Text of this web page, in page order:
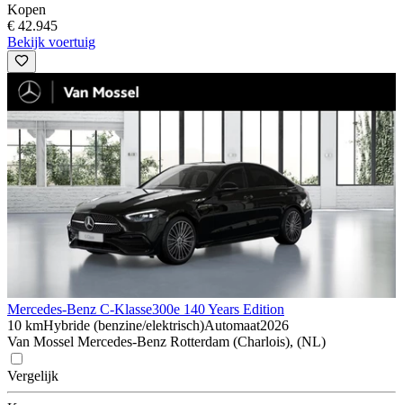
Kopen
€ 42.945
Bekijk voertuig
Mercedes-Benz C-Klasse300e 140 Years Edition
10 kmHybride (benzine/elektrisch)Automaat2026
Van Mossel Mercedes-Benz Rotterdam (Charlois), (NL)
Vergelijk